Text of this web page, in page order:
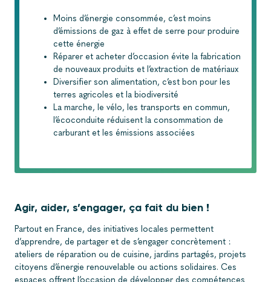
Moins d’énergie consommée, c’est moins
d’émissions de gaz à effet de serre pour produire
cette énergie
Réparer et acheter d’occasion évite la fabrication
de nouveaux produits et l’extraction de matériaux
Diversifier son alimentation, c’est bon pour les
terres agricoles et la biodiversité
La marche, le vélo, les transports en commun,
l’écoconduite réduisent la consommation de
carburant et les émissions associées
Agir, aider, s’engager, ça fait du bien !
Partout en France, des initiatives locales permettent
d’apprendre, de partager et de s’engager concrètement :
ateliers de réparation ou de cuisine, jardins partagés, projets
citoyens d’énergie renouvelable ou actions solidaires. Ces
espaces offrent l’occasion de développer des compétences